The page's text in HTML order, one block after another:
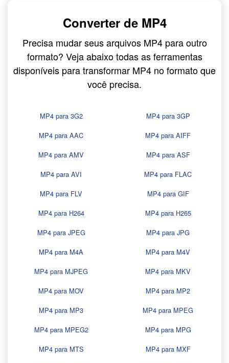
Converter de MP4
Precisa mudar seus arquivos MP4 para outro
formato? Veja abaixo todas as ferramentas
disponíveis para transformar MP4 no formato que
você precisa.
MP4 para 3G2
MP4 para 3GP
MP4 para AAC
MP4 para AIFF
MP4 para AMV
MP4 para ASF
MP4 para AVI
MP4 para FLAC
MP4 para FLV
MP4 para GIF
MP4 para H264
MP4 para H265
MP4 para JPEG
MP4 para JPG
MP4 para M4A
MP4 para M4V
MP4 para MJPEG
MP4 para MKV
MP4 para MOV
MP4 para MP2
MP4 para MP3
MP4 para MPEG
MP4 para MPEG2
MP4 para MPG
MP4 para MTS
MP4 para MXF